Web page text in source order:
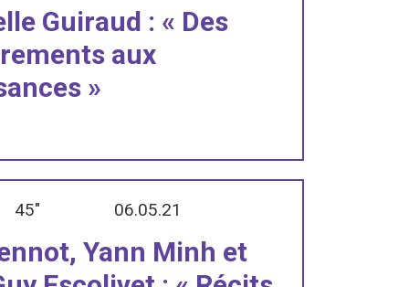
Guiraud : « Des
aux
»
45" 06.05.21
Yann Minh et